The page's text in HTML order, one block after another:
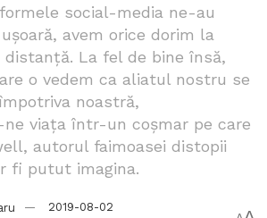
dus, și acum mă întreb cu groază,
cum o fi?
calator cfr cfr romania
stanescu romania
social-media ne-au
avem orice dorim la
La fel de bine însă,
o vedem ca aliatul nostru se
noastră,
viața într-un coșmar pe care
autorul faimoasei distopii
fi putut imagina.
2019-08-02